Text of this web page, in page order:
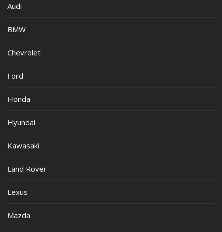
Audi
BMW
Chevrolet
Ford
Honda
Hyundai
Kawasaki
Land Rover
Lexus
Mazda